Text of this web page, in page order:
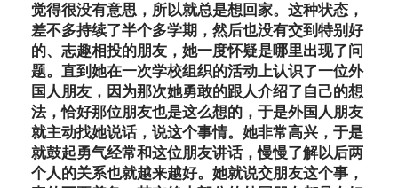
觉得很没有意思，所以就总是想回家。这种状态，
差不多持续了半个多学期，然后也没有交到特别好
的、志趣相投的朋友，她一度怀疑是哪里出现了问
题。直到她在一次学校组织的活动上认识了一位外
国人朋友，因为那次她勇敢的跟人介绍了自己的想
法，恰好那位朋友也是这么想的，于是外国人朋友
就主动找她说话，说这个事情。她非常高兴，于是
就鼓起勇气经常和这位朋友讲话，慢慢了解以后两
个人的关系也就越来越好。她就说交朋友这个事，